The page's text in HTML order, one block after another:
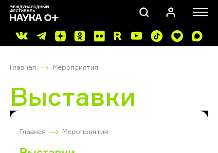
Главная Мероприятия
Выставки
Главная Мероприятия